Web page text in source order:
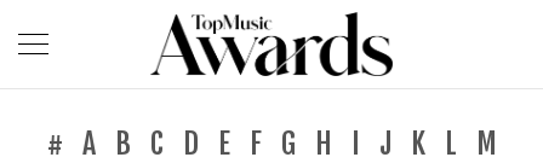
# A B C D E F G H J K L
M